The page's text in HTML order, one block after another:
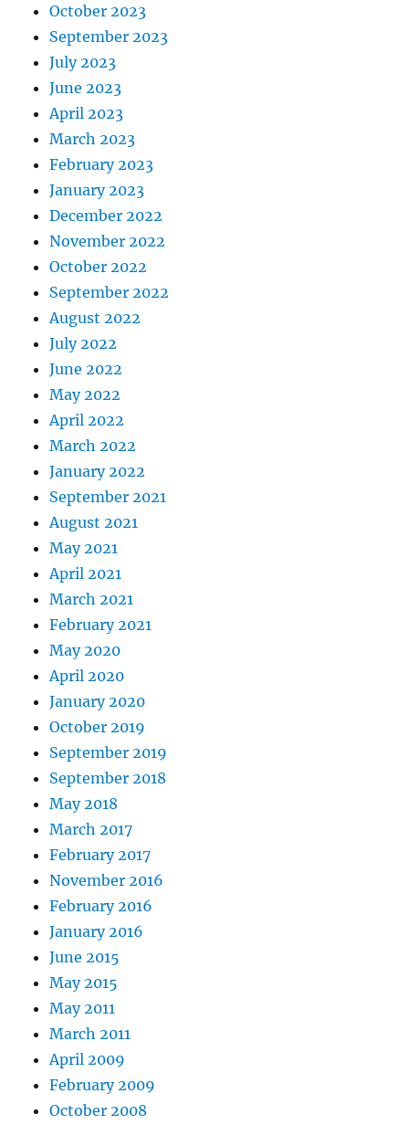
October 2023
September 2023
July 2023
June 2023
April 2023
March 2023
February 2023
January 2023
December 2022
November 2022
October 2022
September 2022
August 2022
July 2022
June 2022
May 2022
April 2022
March 2022
January 2022
September 2021
August 2021
May 2021
April 2021
March 2021
February 2021
May 2020
April 2020
January 2020
October 2019
September 2019
September 2018
May 2018
March 2017
February 2017
November 2016
February 2016
January 2016
June 2015
May 2015
May 2011
March 2011
April 2009
February 2009
October 2008